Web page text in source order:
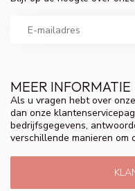
MEER INFORMATIE
Als u vragen hebt over
dan onze
bedrijfsgegevens,
verschillende manieren om